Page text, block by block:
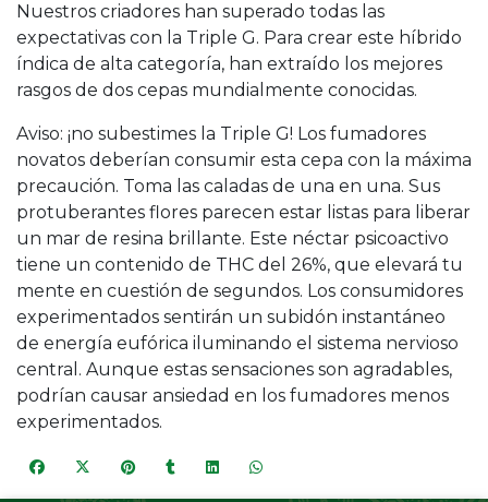
Nuestros criadores han superado todas las
expectativas con la Triple G. Para crear este híbrido
índica de alta categoría, han extraído los mejores
rasgos de dos cepas mundialmente conocidas.
Aviso: ¡no subestimes la Triple G! Los fumadores
novatos deberían consumir esta cepa con la máxima
precaución. Toma las caladas de una en una. Sus
protuberantes flores parecen estar listas para liberar
un mar de resina brillante. Este néctar psicoactivo
tiene un contenido de THC del 26%, que elevará tu
mente en cuestión de segundos. Los consumidores
experimentados sentirán un subidón instantáneo
de energía eufórica iluminando el sistema nervioso
central. Aunque estas sensaciones son agradables,
podrían causar ansiedad en los fumadores menos
experimentados.